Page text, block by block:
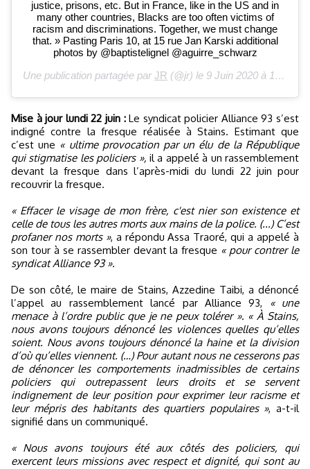
justice, prisons, etc. But in France, like in the US and in
many other countries, Blacks are too often victims of
racism and discriminations. Together, we must change
that. » Pasting Paris 10, at 15 rue Jan Karski additional
photos by @baptistelignel @aguirre_schwarz
Une publication partagée par JR (@jr) le 9 Juin 2020 à 10 :37 PDT
Mise à jour lundi 22 juin :Le syndicat policier Alliance 93 s’est
indigné contre la fresque réalisée à Stains. Estimant que
c’est une « ultime provocation par un élu de la République
qui stigmatise les policiers », il a appelé à un rassemblement
devant la fresque dans l’après-midi du lundi 22 juin pour
recouvrir la fresque.
« Effacer le visage de mon frère, c'est nier son existence et
celle de tous les autres morts aux mains de la police. (...) C’est
profaner nos morts », a répondu Assa Traoré, qui a appelé à
son tour à se rassembler devant la fresque « pour contrer le
syndicat Alliance 93 ».
De son côté, le maire de Stains, Azzedine Taibi, a dénoncé
l’appel au rassemblement lancé par Alliance 93,
« une
menace à l’ordre public que je ne peux tolérer ». « À Stains,
nous avons toujours dénoncé les violences quelles qu’elles
soient. Nous avons toujours dénoncé la haine et la division
d’où qu’elles viennent. (…) Pour autant nous ne cesserons pas
de dénoncer les comportements inadmissibles de certains
policiers qui outrepassent leurs droits et se servent
indignement de leur position pour exprimer leur racisme et
leur mépris des habitants des quartiers populaires », a-t-il
signifié dans un communiqué.
« Nous avons toujours été aux côtés des policiers, qui
exercent leurs missions avec respect et dignité, qui sont au